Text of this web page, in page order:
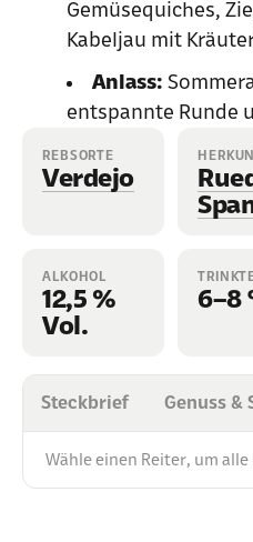
Gemüsequiches,
Kabeljau mit
Anlass:
entspannte Runde
REBSORTE
Verdejo
ALKOHOL
12,5 %
Vol.
6–8
Steckbrief Genuss &
Wähle einen Reiter, um